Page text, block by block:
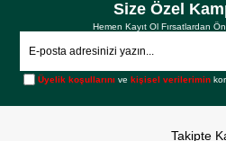
Size Özel
Hemen Kayıt Ol Fırsatlardan
Üyelik koşullarını vekişisel verilerimin
Takipte